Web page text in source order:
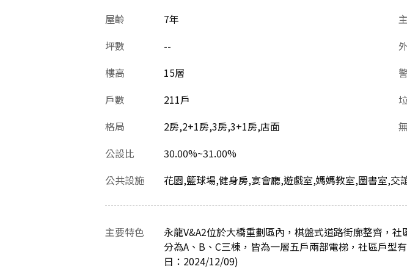
屋齡
7年
坪數
--
樓高
15層
戶數
211戶
格局
2房,2+1房,3房,3+1房,店面
公設比
30.00%~31.00%
公共設施 花園,籃球場,健身房,宴會廳,遊戲室,媽媽教室,圖書室,交
主要特色
永龍V&A2位於大橋重劃區內，棋盤式道路街廓整齊，
分為A、B、C三棟，皆為一層五戶兩部電梯，社區戶型
日：2024/12/09)